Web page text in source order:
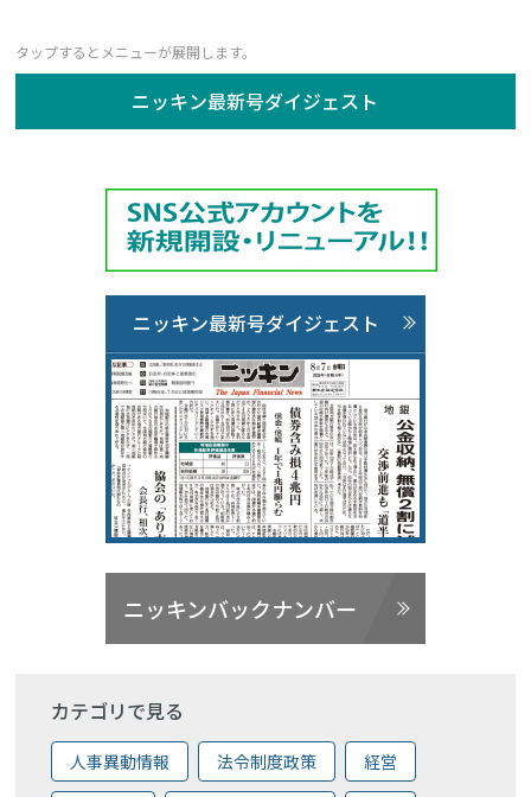
ニッキン最新号ダイジェスト
ニッキン最新号ダイジェスト
ニッキンバックナンバー
カテゴリで見る
人事異動情報 法令制度政策 経営